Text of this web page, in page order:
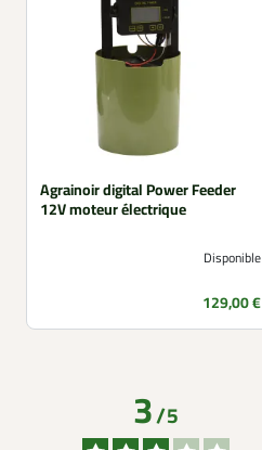
Agrainoir digital Power Feeder
12V moteur électrique
Disponible
Prix
129,00 €
3/5